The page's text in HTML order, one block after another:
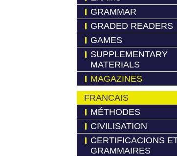
GRAMMAR
GRADED READERS
GAMES
SUPPLEMENTARY
MATERIALS
MAGAZINES
FRANCAIS
MÉTHODES
CIVILISATION
CERTIFICACIONS
GRAMMAIRES